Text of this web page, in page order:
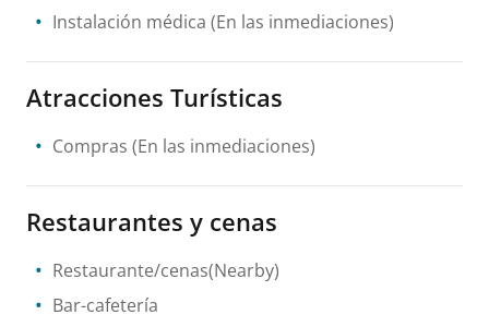
Instalación médica (En las inmediaciones)
Atracciones Turísticas
Compras (En las inmediaciones)
Restaurantes y cenas
Restaurante/cenas(Nearby)
Bar-cafetería